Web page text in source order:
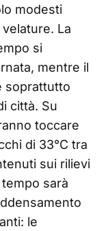
modesti
La
si
mentre il
soprattutto
città. Su
toccare
di 33°C tra
sui rilievi
sarà
le